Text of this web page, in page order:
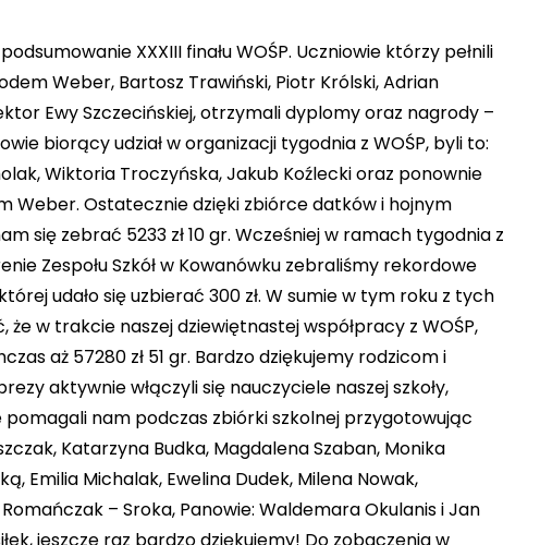
XXXIII finału WOŚP. Uczniowie którzy pełnili
Weber, Bartosz Trawiński, Piotr Królski, Adrian
Ewy Szczecińskiej, otrzymali dyplomy oraz nagrody –
biorący udział w organizacji tygodnia z WOŚP, byli to:
Wiktoria Troczyńska, Jakub Koźlecki oraz ponownie
Weber. Ostatecznie dzięki zbiórce datków i hojnym
się zebrać 5233 zł 10 gr. Wcześniej w ramach tygodnia z
Zespołu Szkół w Kowanówku zebraliśmy rekordowe
udało się uzbierać 300 zł. W sumie w tym roku z tych
w trakcie naszej dziewiętnastej współpracy z WOŚP,
aż 57280 zł 51 gr. Bardzo dziękujemy rodzicom i
aktywnie włączyli się nauczyciele naszej szkoły,
nam podczas zbiórki szkolnej przygotowując
Katarzyna Budka, Magdalena Szaban, Monika
Emilia Michalak, Ewelina Dudek, Milena Nowak,
– Sroka, Panowie: Waldemara Okulanis i Jan